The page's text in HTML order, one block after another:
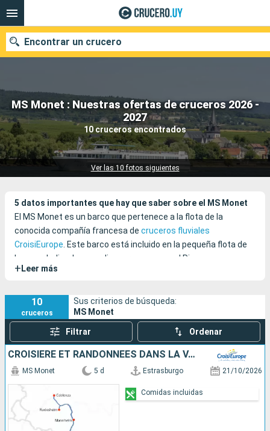
MS Monet : Nuestras ofertas de cruceros 2026 -
2027
10 cruceros encontrados
Ver las 10 fotos siguientes
Encontrar un crucero
Nuestros destinos
Fecha de salida
Puertos Compañías
5 datos importantes que hay que saber sobre el MS Monet
El MS Monet es un barco que pertenece a la flota de la
conocida compañía francesa de cruceros fluviales
CroisiEurope. Este barco está incluido en la pequeña flota de
barcos dedicados a realizar cruceros por el Rin y sus
afluentes.
+ Leer más
10
cruceros
Sus criterios de búsqueda:
MS Monet
Filtrar Ordenar
CROISIÈRE ET RANDONNÉES DANS LA VALLÉE DU RHIN - HISTOIRE, TRADITIONS ET AMBIANCE RHÉNANE
MS Monet 5 d Estrasburgo 21/10/2026
Comidas incluidas